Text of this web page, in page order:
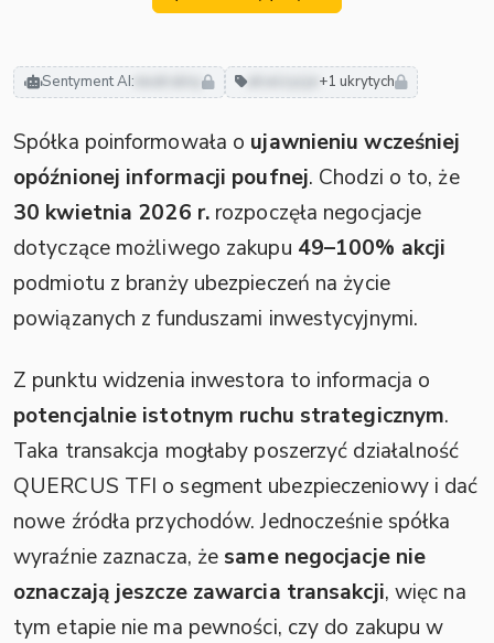
Sentyment AI: neutralny akwizycje +1 ukrytych
Spółka poinformowała o ujawnieniu wcześniej
opóźnionej informacji poufnej. Chodzi o to, że
30 kwietnia 2026 r.rozpoczęła negocjacje
dotyczące możliwego zakupu 49–100% akcji
podmiotu z branży ubezpieczeń na życie
powiązanych z funduszami inwestycyjnymi.
Z punktu widzenia inwestora to informacja o
potencjalnie istotnym ruchu strategicznym.
Taka transakcja mogłaby poszerzyć działalność
QUERCUS TFI o segment ubezpieczeniowy i dać
nowe źródła przychodów. Jednocześnie spółka
wyraźnie zaznacza, że same negocjacje nie
oznaczają jeszcze zawarcia transakcji, więc na
tym etapie nie ma pewności, czy do zakupu w